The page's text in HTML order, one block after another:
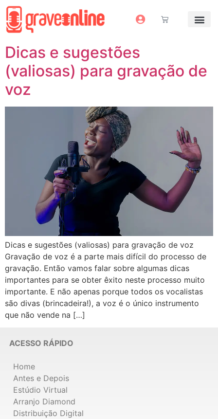
Dicas e sugestões
(valiosas) para gravação de
voz
Dicas e sugestões (valiosas) para gravação de voz
Gravação de voz é a parte mais difícil do processo de
gravação. Então vamos falar sobre algumas dicas
importantes para se obter êxito neste processo muito
importante. E não apenas porque todos os vocalistas
são divas (brincadeira!), a voz é o único instrumento
que não vende na […]
ACESSO RÁPIDO
Home
Antes e Depois
Estúdio Virtual
Arranjo Diamond
Distribuição Digital